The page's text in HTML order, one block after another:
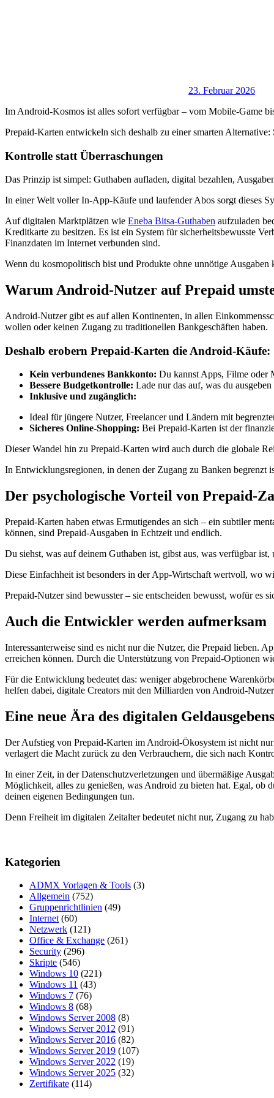
23. Februar 2026
Im Android-Kosmos ist alles sofort verfügbar – vom Mobile-Game
Prepaid-Karten entwickeln sich deshalb zu einer smarten
Kontrolle statt Überraschungen
Das Prinzip ist simpel: Guthaben aufladen, digital bezahlen,
In einer Welt voller In-App-Käufe und laufender Abos sorgt dieses
Auf digitalen Marktplätzen wie Eneba Bitsa-Guthaben aufzuladen
Kreditkarte zu besitzen. Es ist ein System für sicherheitsbewusste
Finanzdaten im Internet verbunden sind.
Wenn du kosmopolitisch bist und Produkte ohne unnötige Ausgaben
Warum Android-Nutzer auf Prepaid
Android-Nutzer gibt es auf allen Kontinenten, in allen
wollen oder keinen Zugang zu traditionellen Bankgeschäften haben.
Deshalb erobern Prepaid-Karten die Android-Käufe:
Kein verbundenes Bankkonto: Du kannst Apps, Filme oder
Bessere Budgetkontrolle: Lade nur das auf, was du
Inklusive und zugänglich:
Ideal für jüngere Nutzer, Freelancer und Ländern mit
Sicheres Online-Shopping: Bei Prepaid-Karten ist der
Dieser Wandel hin zu Prepaid-Karten wird auch durch die globale
In Entwicklungsregionen, in denen der Zugang zu Banken begrenzt
Der psychologische Vorteil von Prepaid-
Prepaid-Karten haben etwas Ermutigendes an sich – ein subtiler
können, sind Prepaid-Ausgaben in Echtzeit und endlich.
Du siehst, was auf deinem Guthaben ist, gibst aus, was verfügbar ist,
Diese Einfachheit ist besonders in der App-Wirtschaft wertvoll, wo
Prepaid-Nutzer sind bewusster – sie entscheiden bewusst, wofür es
Auch die Entwickler werden aufmerksam
Interessanterweise sind es nicht nur die Nutzer, die Prepaid lieben.
erreichen können. Durch die Unterstützung von Prepaid-Optionen
Für die Entwicklung bedeutet das: weniger abgebrochene
helfen dabei, digitale Creators mit den Milliarden von Android-
Eine neue Ära des digitalen Geldausgebens
Der Aufstieg von Prepaid-Karten im Android-Ökosystem ist nicht
verlagert die Macht zurück zu den Verbrauchern, die sich nach
In einer Zeit, in der Datenschutzverletzungen und übermäßige
Möglichkeit, alles zu genießen, was Android zu bieten hat. Egal, ob
deinen eigenen Bedingungen tun.
Denn Freiheit im digitalen Zeitalter bedeutet nicht nur, Zugang zu
Kategorien
ADMX Vorlagen & Tools (3)
Allgemein (752)
Gruppenrichtlinien (49)
Internet (60)
Netzwerk (121)
Office & Exchange (261)
Security (296)
Skripte (546)
Windows 10 (221)
Windows 11 (43)
Windows 7 (76)
Windows 8 (68)
Windows Server 2008 (8)
Windows Server 2012 (91)
Windows Server 2016 (82)
Windows Server 2019 (107)
Windows Server 2022 (19)
Windows Server 2025 (32)
Zertifikate (114)